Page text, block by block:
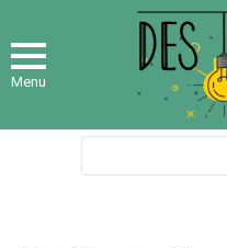
Menu